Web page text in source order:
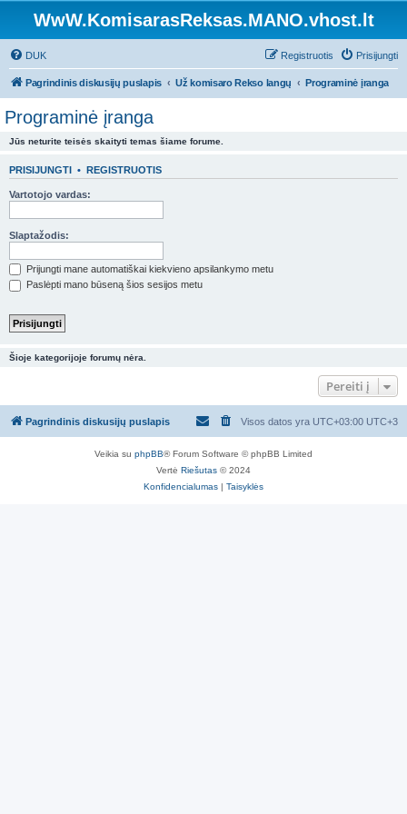
WwW.KomisarasReksas.MANO.vhost.lt
DUK Prisijungti
Registruotis
Pagrindinis diskusijų puslapis Už komisaro Rekso langų Programinė įranga
Programinė įranga
Jūs neturite teisės skaityti temas šiame forume.
PRISIJUNGTI • REGISTRUOTIS
Vartotojo vardas:
Slaptažodis:
Prijungti mane automatiškai kiekvieno apsilankymo metu
Paslėpti mano būseną šios sesijos metu
Šioje kategorijoje forumų nėra.
Pereiti į
Pagrindinis diskusijų puslapis Visos datos yra UTC+03:00 UTC+3
Veikia su phpBB® Forum Software © phpBB Limited
Vertė Riešutas © 2024
Konfidencialumas | Taisyklės